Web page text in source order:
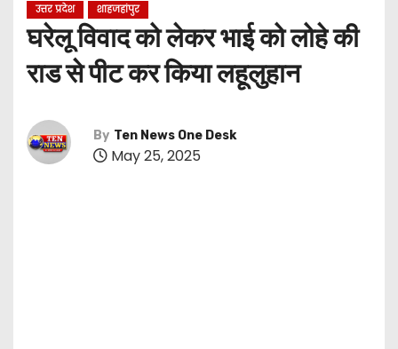
उत्तर प्रदेश शाहजहांपुर
घरेलू विवाद को लेकर भाई को लोहे की
राड से पीट कर किया लहूलुहान
By Ten News One Desk
May 25, 2025